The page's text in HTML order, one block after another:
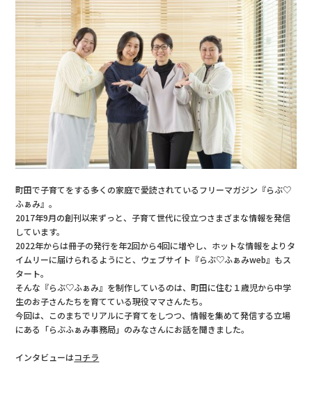
町田で子育てをする多くの家庭で愛読されているフリーマガジン『らぶ♡
ふぁみ』。
2017年9月の創刊以来ずっと、子育て世代に役立つさまざまな情報を発信
しています。
2022年からは冊子の発行を年2回から4回に増やし、ホットな情報をよりタ
イムリーに届けられるようにと、ウェブサイト『らぶ♡ふぁみweb』もス
タート。
そんな『らぶ♡ふぁみ』を制作しているのは、町田に住む１歳児から中学
生のお子さんたちを育てている現役ママさんたち。
今回は、このまちでリアルに子育てをしつつ、情報を集めて発信する立場
にある「らぶふぁみ事務局」のみなさんにお話を聞きました。
インタビューはコチラ